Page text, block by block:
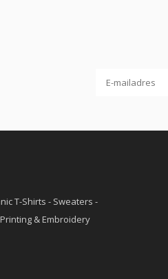
T-Shirts - Sweaters -
& Embroidery